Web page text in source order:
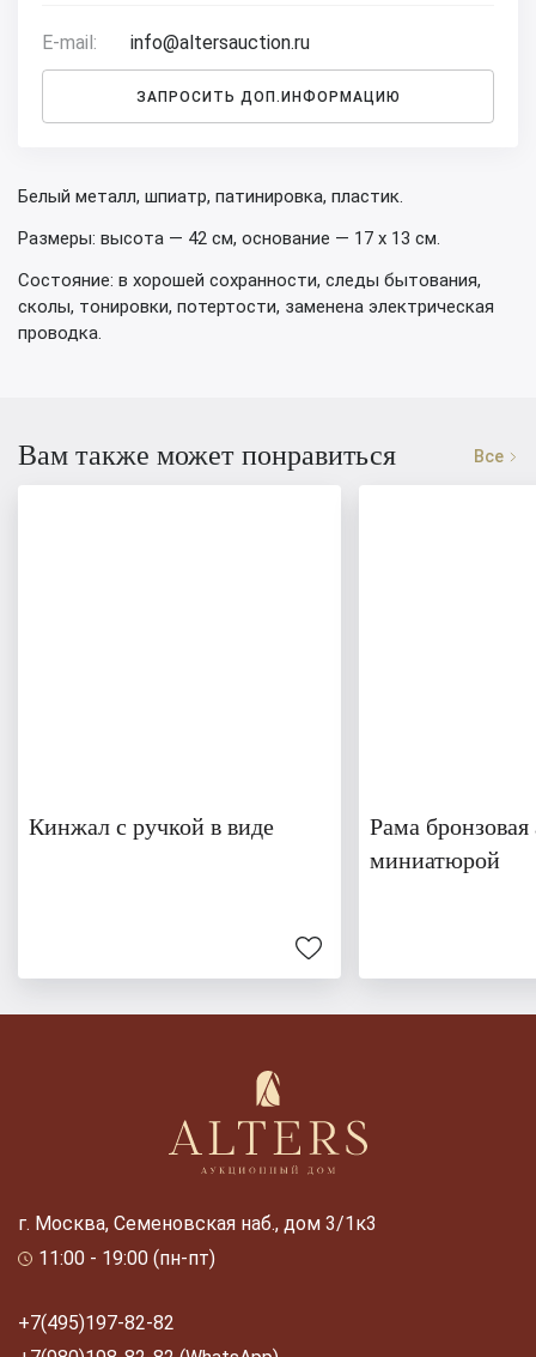
E-mail: info@altersauction.ru
ЗАПРОСИТЬ ДОП.ИНФОРМАЦИЮ
Белый металл, шпиатр, патинировка, пластик.
Размеры: высота — 42 см, основание — 17 х 13 см.
Состояние: в хорошей сохранности, следы бытования,
сколы, тонировки, потертости, заменена электрическая
проводка.
Вам также может понравиться Все
Кинжал с ручкой в виде
Рама
миниатюрой
г. Москва, Семеновская наб., дом 3/1к3
11:00 - 19:00 (пн-пт)
+7(495)197-82-82